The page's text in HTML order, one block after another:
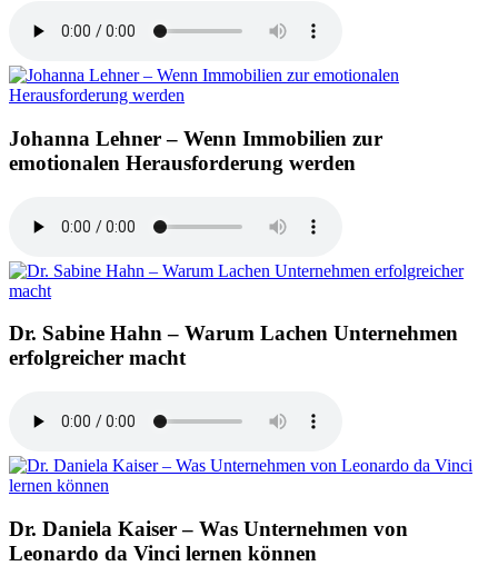
Johanna Lehner – Wenn Immobilien zur
emotionalen Herausforderung werden
Dr. Sabine Hahn – Warum Lachen Unternehmen
erfolgreicher macht
Dr. Daniela Kaiser – Was Unternehmen von
Leonardo da Vinci lernen können